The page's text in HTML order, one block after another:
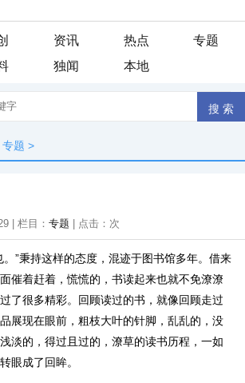
资讯 热点
专题
独闻 本地
专题 >
| 栏目： 专题 | 点击： 次
。”秉持这样的态度，混迹于图书馆多年。借来
催着赶着，慌慌的，书读起来也就不免潦潦
了很多精彩。回顾读过的书，就像回顾走过
展现在眼前，粗枝大叶的针脚，乱乱的，没
淡的，得过且过的，潦草的读书历程，一如
眼成了回眸。